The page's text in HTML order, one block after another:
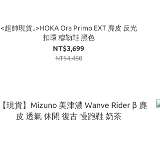
<超帥現貨..>HOKA Ora Primo EXT 麂皮 反光
扣環 穆勒鞋 黑色
NT$3,699
NT$4,480